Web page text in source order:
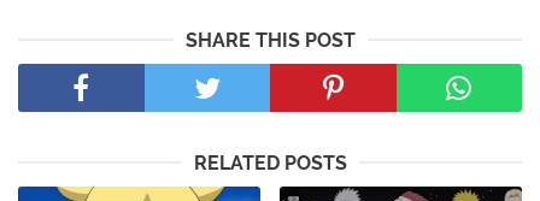
SHARE THIS POST
RELATED POSTS